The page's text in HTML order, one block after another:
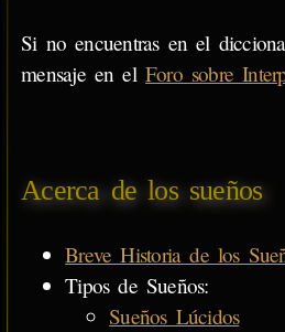
Si no encuentras en el
mensaje en el Foro sobre
Acerca de los sueños
Breve Historia de los
Tipos de Sueños:
Sueños Lúcidos